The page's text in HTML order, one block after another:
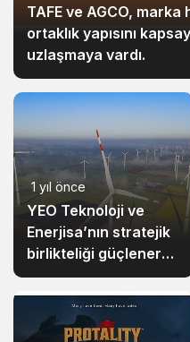
TAFE ve AGCO,
ortaklık yapısını
uzlaşmaya vardı.
1 yıl önce
YEO Teknoloji ve
Enerjisa’nın stratejik
birlikteliği güçlenerek
büyüyor